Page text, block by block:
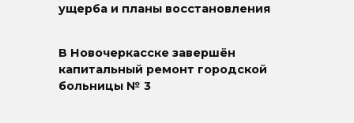
ущерба и планы восстановления
В Новочеркасске завершён
капитальный ремонт городской
больницы № 3